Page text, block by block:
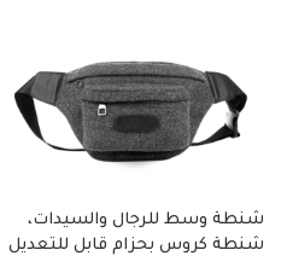
شنطة وسط للرجال والسيدات،
شنطة كروس بحزام قابل للتعديل